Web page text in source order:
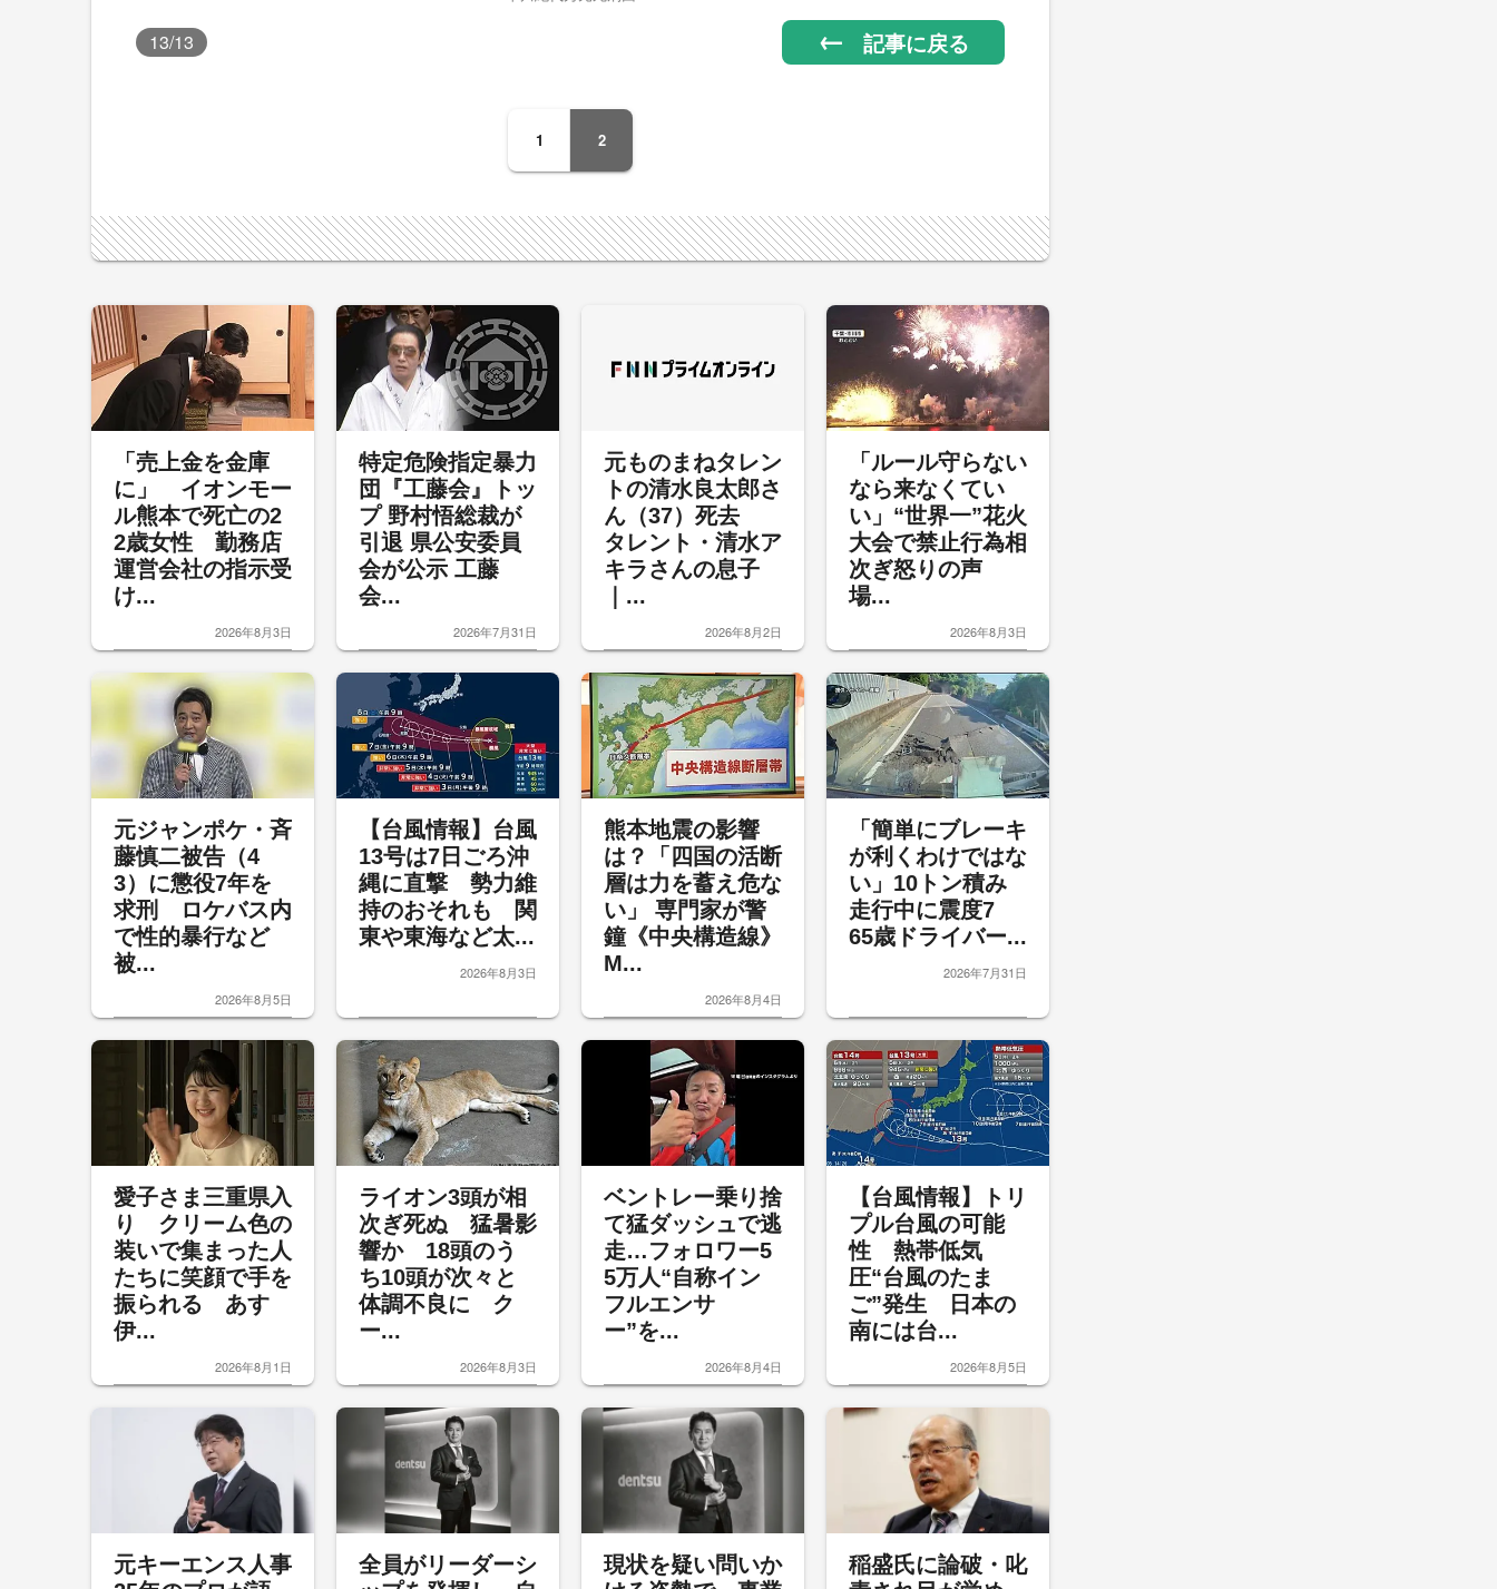
13/13 記事に戻る
1 2
「売上金を金庫
に」 イオンモー
ル熊本で死亡の2
2歳女性 勤務店
運営会社の指示受
け...
2026年8月3日
特定危険指定暴力
団『工藤会』トッ
プ 野村悟総裁が
引退 県公安委員
会が公示 工藤
会...
2026年7月31日
元ものまねタレン
トの清水良太郎さ
ん（37）死去
タレント・清水ア
キラさんの息子
｜...
2026年8月2日
「ルール守らない
なら来なくてい
い」“世界一”花火
大会で禁止行為相
次ぎ怒りの声
場...
2026年8月3日
元ジャンポケ・斉
藤慎二被告（4
3）に懲役7年を
求刑 ロケバス内
で性的暴行など
被...
2026年8月5日
【台風情報】台風
13号は7日ごろ沖
縄に直撃 勢力維
持のおそれも 関
東や東海など太...
2026年8月3日
熊本地震の影響
は？「四国の活断
層は力を蓄え危な
い」 専門家が警
鐘《中央構造線》
M...
2026年8月4日
「簡単にブレーキ
が利くわけではな
い」10トン積み
走行中に震度7
65歳ドライバー...
2026年7月31日
愛子さま三重県入
り クリーム色の
装いで集まった人
たちに笑顔で手を
振られる あす
伊...
2026年8月1日
ライオン3頭が相
次ぎ死ぬ 猛暑影
響か 18頭のう
ち10頭が次々と
体調不良に ク
ー...
2026年8月3日
ベントレー乗り捨
て猛ダッシュで逃
走…フォロワー5
5万人“自称イン
フルエンサ
ー”を...
2026年8月4日
【台風情報】トリ
プル台風の可能
性 熱帯低気
圧“台風のたま
ご”発生 日本の
南には台...
2026年8月5日
元キーエンス人事
全員がリーダーシ
現状を疑い問いか
稲盛氏に論破・叱